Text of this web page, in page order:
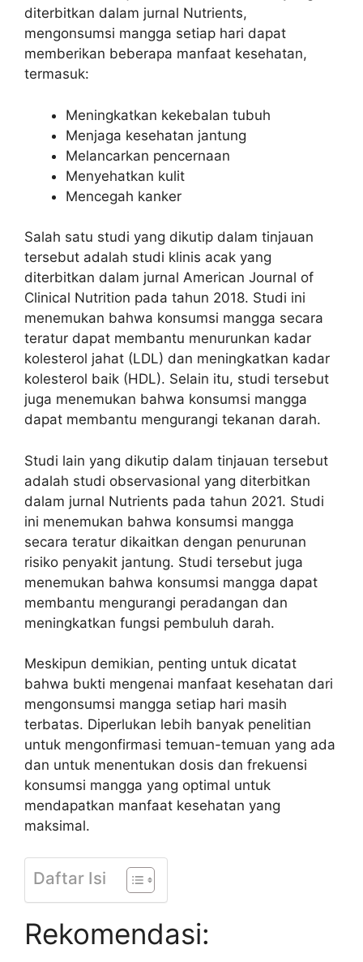
diterbitkan dalam jurnal Nutrients,
mengonsumsi mangga setiap hari dapat
memberikan beberapa manfaat kesehatan,
termasuk:
Meningkatkan kekebalan tubuh
Menjaga kesehatan jantung
Melancarkan pencernaan
Menyehatkan kulit
Mencegah kanker
Salah satu studi yang dikutip dalam tinjauan
tersebut adalah studi klinis acak yang
diterbitkan dalam jurnal American Journal of
Clinical Nutrition pada tahun 2018. Studi ini
menemukan bahwa konsumsi mangga secara
teratur dapat membantu menurunkan kadar
kolesterol jahat (LDL) dan meningkatkan kadar
kolesterol baik (HDL). Selain itu, studi tersebut
juga menemukan bahwa konsumsi mangga
dapat membantu mengurangi tekanan darah.
Studi lain yang dikutip dalam tinjauan tersebut
adalah studi observasional yang diterbitkan
dalam jurnal Nutrients pada tahun 2021. Studi
ini menemukan bahwa konsumsi mangga
secara teratur dikaitkan dengan penurunan
risiko penyakit jantung. Studi tersebut juga
menemukan bahwa konsumsi mangga dapat
membantu mengurangi peradangan dan
meningkatkan fungsi pembuluh darah.
Meskipun demikian, penting untuk dicatat
bahwa bukti mengenai manfaat kesehatan dari
mengonsumsi mangga setiap hari masih
terbatas. Diperlukan lebih banyak penelitian
untuk mengonfirmasi temuan-temuan yang ada
dan untuk menentukan dosis dan frekuensi
konsumsi mangga yang optimal untuk
mendapatkan manfaat kesehatan yang
maksimal.
Daftar Isi
Rekomendasi: